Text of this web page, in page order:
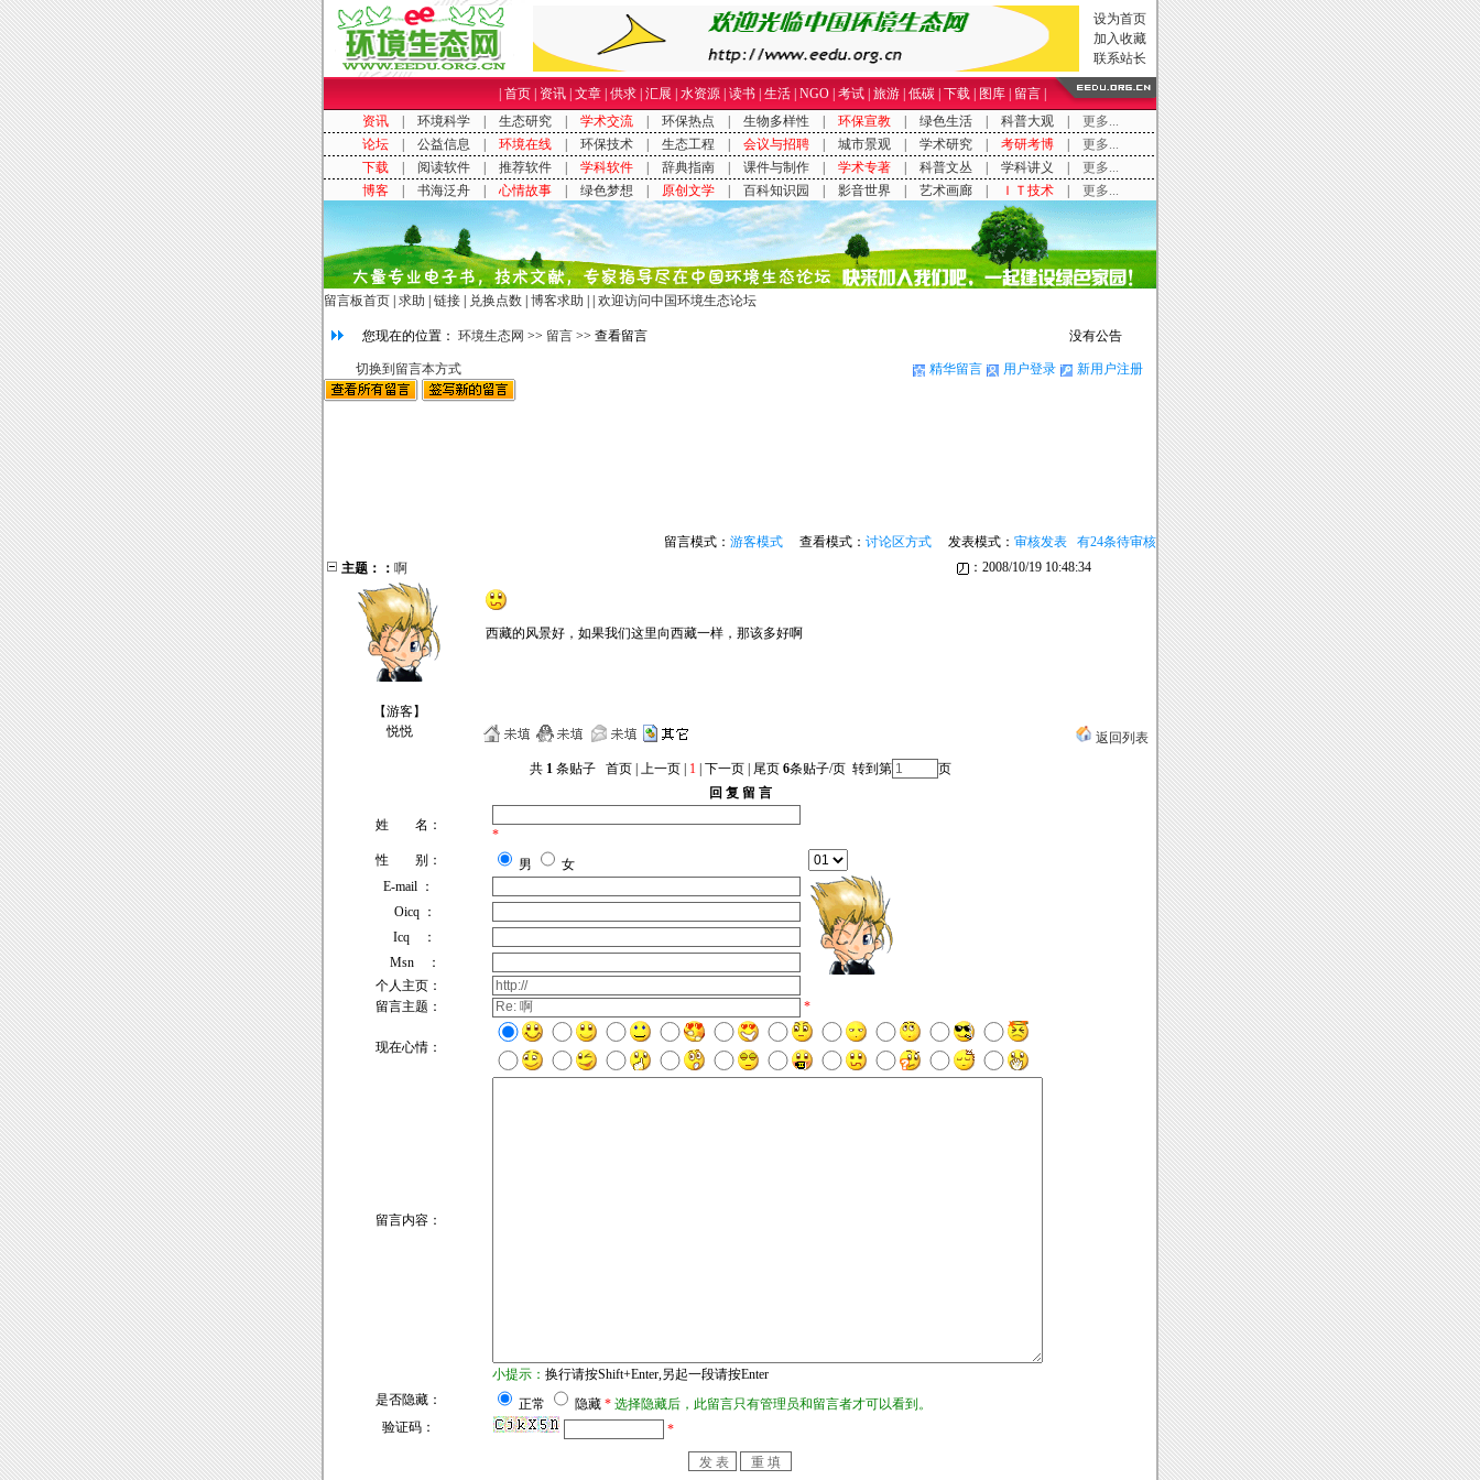
设为首页
加入收藏
联系站长
首页 资讯 文章 供求 汇展 水资源 读书 生活 NGO 考试 旅游 低碳 下载 图库 留言
留言板首页 求助 链接 兑换点数 博客求助 欢迎访问中国环境生态论坛
您现在的位置： 环境生态网 >> 留言 >> 查看留言 没有公告
切换到留言本方式 精华留言 用户登录 新用户注册
留言模式： 游客模式 查看模式： 讨论区方式 发表模式： 审核发表 有24条待审核
主题：： 啊 ：2008/10/19 10:48:34
【游客】
悦悦
西藏的风景好，如果我们这里向西藏一样，那该多好啊
返回列表
共 1条贴子 首页 | 上一页 | 1| 下一页 | 尾页 6条贴子/页 转到第
页
回 复 留 言
姓 名：
*
性 别：
男
女
E-mail ：
Oicq ：
Icq ：
Msn ：
个人主页：
留言主题：
*
现在心情：
留言内容：
小提示： 换行请按Shift+Enter,另起一段请按Enter
是否隐藏：
正常 隐藏 * 选择隐藏后，此留言只有管理员和留言者才可以看到。
验证码：
*